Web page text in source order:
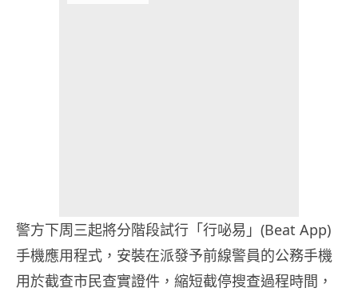
警方下周三起將分階段試行「行咇易」(Beat App)
手機應用程式，安裝在派發予前線警員的公務手機
用於截查市民查實證件，縮短截停搜查過程時間，